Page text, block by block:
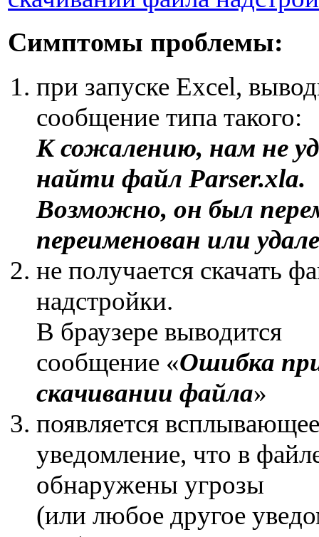
Симптомы проблемы:
при запуске Excel,
сообщение типа такого:
К сожалению, нам не
найти файл Parser.xla.
Возможно, он был
переименован или
не получается скачать
надстройки.
В браузере выводится
сообщение «Ошибка
скачивании файла»
появляется всплывающее
уведомление, что в
обнаружены угрозы
(или любое другое